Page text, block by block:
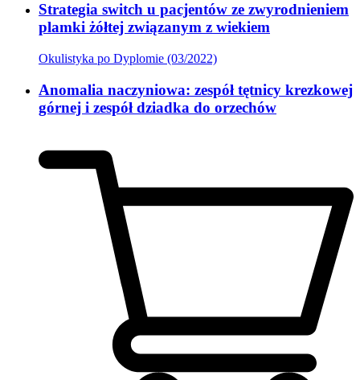
Strategia switch u pacjentów ze zwyrodnieniem
plamki żółtej związanym z wiekiem
Okulistyka po Dyplomie (03/2022)
Anomalia naczyniowa: zespół tętnicy krezkowej
górnej i zespół dziadka do orzechów